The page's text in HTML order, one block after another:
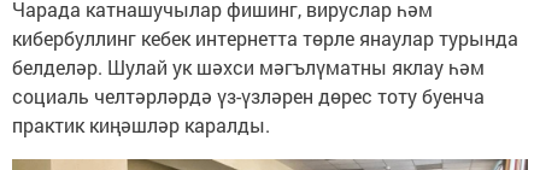
Чарада катнашучылар фишинг, вируслар һәм
кибербуллинг кебек интернетта төрле янаулар турында
белделәр. Шулай ук шәхси мәгълүматны яклау һәм
социаль челтәрләрдә үз-үзләрен дөрес тоту буенча
практик киңәшләр каралды.